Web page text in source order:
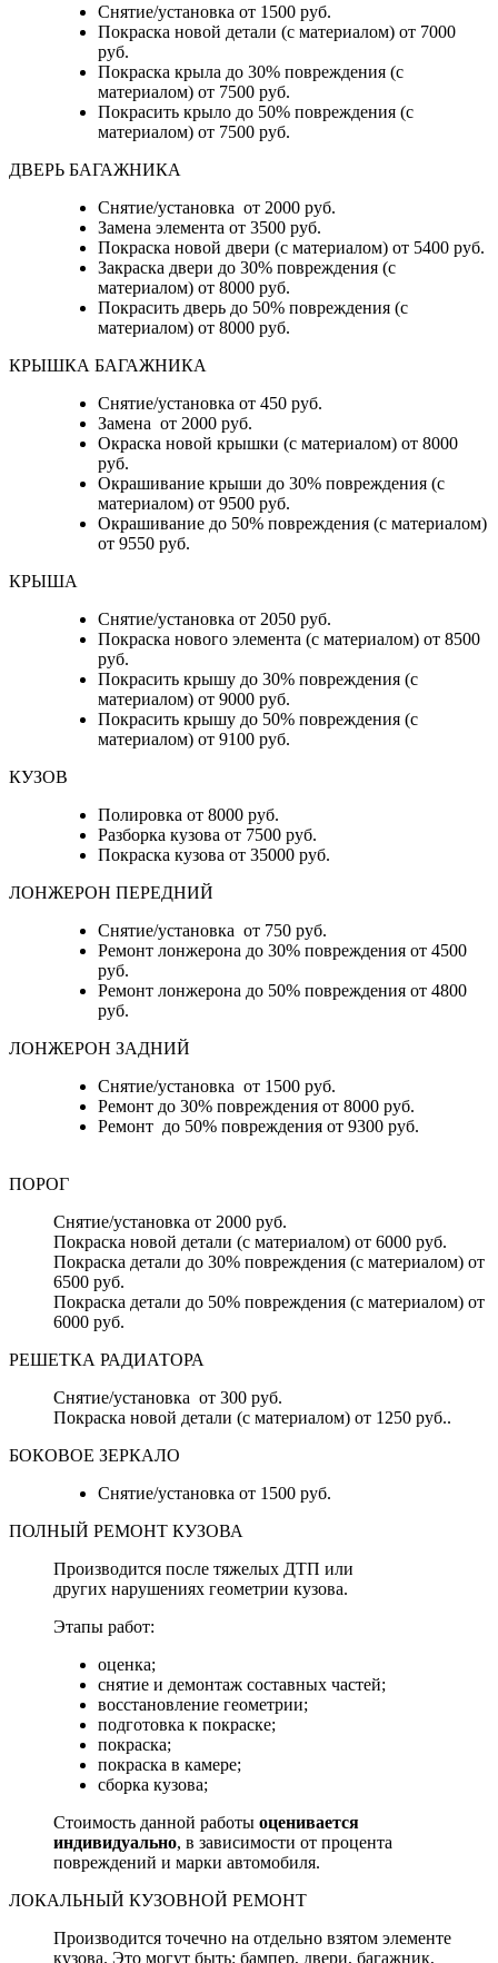
Снятие/установка от 1500 руб.
Покраска новой детали (с материалом) от 7000
руб.
Покраска крыла до 30% повреждения (с
материалом) от 7500 руб.
Покрасить крыло до 50% повреждения (с
материалом) от 7500 руб.
ДВЕРЬ БАГАЖНИКА
Снятие/установка от 2000 руб.
Замена элемента от 3500 руб.
Покраска новой двери (с материалом) от 5400 руб.
Закраска двери до 30% повреждения (с
материалом) от 8000 руб.
Покрасить дверь до 50% повреждения (с
материалом) от 8000 руб.
КРЫШКА БАГАЖНИКА
Снятие/установка от 450 руб.
Замена от 2000 руб.
Окраска новой крышки (с материалом) от 8000
руб.
Окрашивание крыши до 30% повреждения (с
материалом) от 9500 руб.
Окрашивание до 50% повреждения (с материалом)
от 9550 руб.
КРЫША
Снятие/установка от 2050 руб.
Покраска нового элемента (с материалом) от 8500
руб.
Покрасить крышу до 30% повреждения (с
материалом) от 9000 руб.
Покрасить крышу до 50% повреждения (с
материалом) от 9100 руб.
КУЗОВ
Полировка от 8000 руб.
Разборка кузова от 7500 руб.
Покраска кузова от 35000 руб.
ЛОНЖЕРОН ПЕРЕДНИЙ
Снятие/установка от 750 руб.
Ремонт лонжерона до 30% повреждения от 4500
руб.
Ремонт лонжерона до 50% повреждения от 4800
руб.
ЛОНЖЕРОН ЗАДНИЙ
Снятие/установка от 1500 руб.
Ремонт до 30% повреждения от 8000 руб.
Ремонт до 50% повреждения от 9300 руб.
ПОРОГ
Снятие/установка от 2000 руб.
Покраска новой детали (с материалом) от 6000 руб.
Покраска детали до 30% повреждения (с материалом) от
6500 руб.
Покраска детали до 50% повреждения (с материалом) от
6000 руб.
РЕШЕТКА РАДИАТОРА
Снятие/установка от 300 руб.
Покраска новой детали (с материалом) от 1250 руб..
БОКОВОЕ ЗЕРКАЛО
Снятие/установка от 1500 руб.
ПОЛНЫЙ РЕМОНТ КУЗОВА
Производится после тяжелых ДТП или
других нарушениях геометрии кузова.
Этапы работ:
оценка;
снятие и демонтаж составных частей;
восстановление геометрии;
подготовка к покраске;
покраска;
покраска в камере;
сборка кузова;
Стоимость данной работы оценивается
индивидуально, в зависимости от процента
повреждений и марки автомобиля.
ЛОКАЛЬНЫЙ КУЗОВНОЙ РЕМОНТ
Производится точечно на отдельно взятом элементе
кузова. Это могут быть: бампер, двери, багажник,